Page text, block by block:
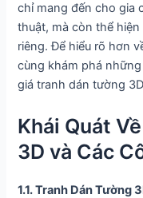
chỉ mang đến cho gia
thuật, mà còn thể
riêng. Để hiểu rõ hơn
cùng khám phá
giá tranh dán tường
Khái Quát
3D và Các
1.1. Tranh Dán Tường